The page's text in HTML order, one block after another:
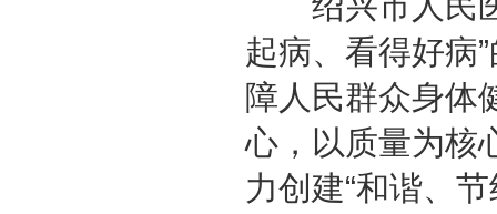
起病、看得好病
障人民群众身体
心，以质量为核
力创建“和谐、